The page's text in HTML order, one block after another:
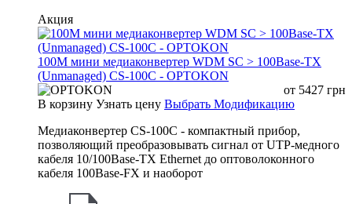
Акция
100М мини медиаконвертер WDM SC > 100Base-TX
(Unmanaged) CS-100C - OPTOKON
от 5427 грн
В корзину Узнать цену Выбрать Модификацию
Медиаконвертер CS-100C - компактный прибор,
позволяющий преобразовывать сигнал от UTP-медного
кабеля 10/100Base-TX Ethernet до оптоволоконного
кабеля 100Base-FX и наоборот